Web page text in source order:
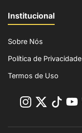
Institucional
Sobre Nós
Política de Privacidade
Termos de Uso